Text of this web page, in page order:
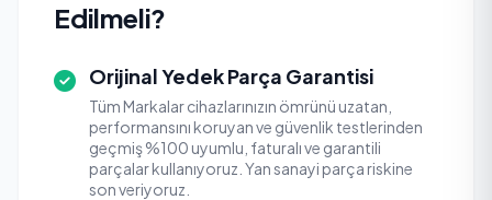
Edilmeli?
Orijinal Yedek Parça Garantisi
Tüm Markalar cihazlarınızın ömrünü uzatan,
performansını koruyan ve güvenlik testlerinden
geçmiş %100 uyumlu, faturalı ve garantili
parçalar kullanıyoruz. Yan sanayi parça riskine
son veriyoruz.